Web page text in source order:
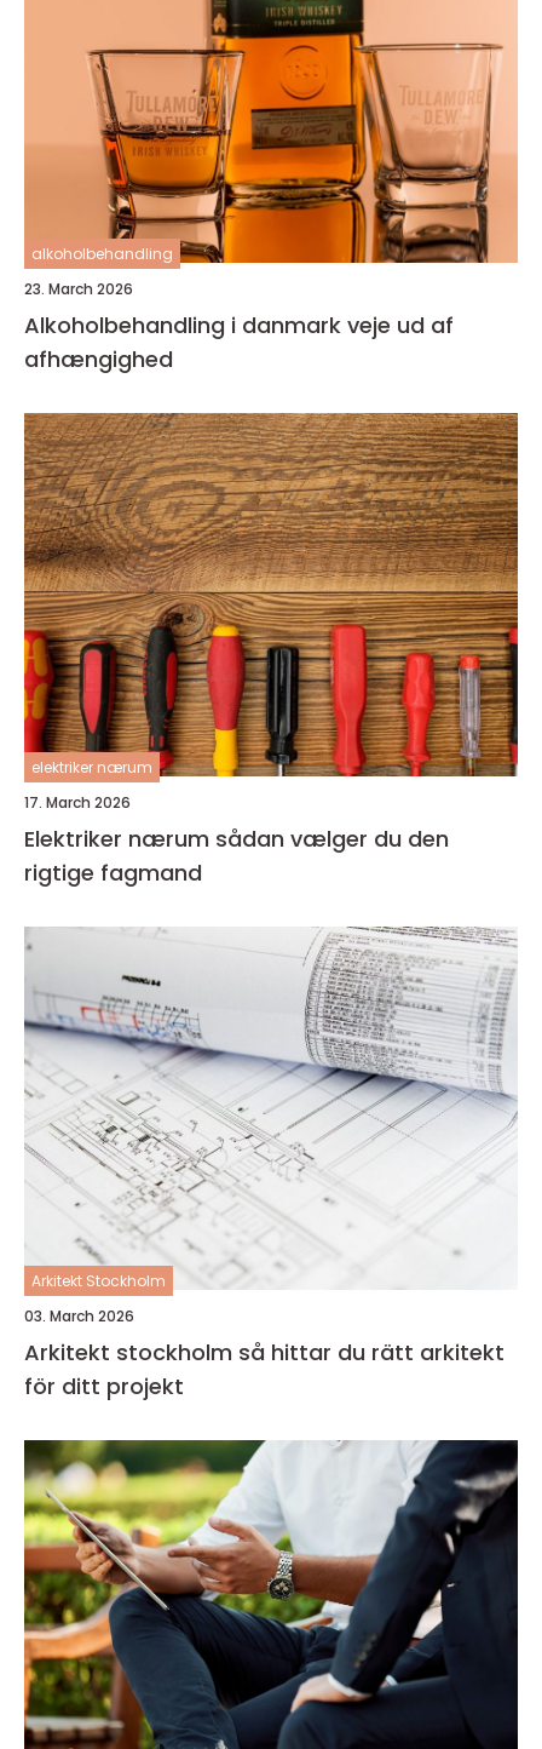
alkoholbehandling
23. March 2026
Alkoholbehandling i danmark veje ud af
afhængighed
elektriker nærum
17. March 2026
Elektriker nærum sådan vælger du den
rigtige fagmand
Arkitekt Stockholm
03. March 2026
Arkitekt stockholm så hittar du rätt arkitekt
för ditt projekt